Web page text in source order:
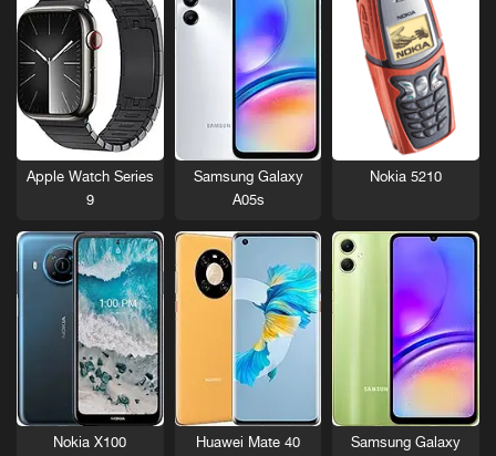
Nokia 5210
Samsung Galaxy
A05s
Apple Watch Series
9
Samsung Galaxy
Huawei Mate 40
Nokia X100